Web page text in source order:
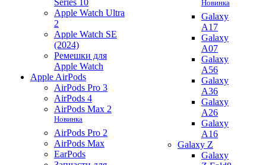
Apple Watch Ultra
2
Apple Watch SE
(2024)
Ремешки для
Apple Watch
Apple AirPods
AirPods Pro 3
AirPods 4
AirPods Max 2
Новинка
AirPods Pro 2
AirPods Max
EarPods
Новинка
Galaxy
A17
Galaxy
A07
Galaxy
A56
Galaxy
A36
Galaxy
A26
Galaxy
A16
Galaxy Z
Galaxy